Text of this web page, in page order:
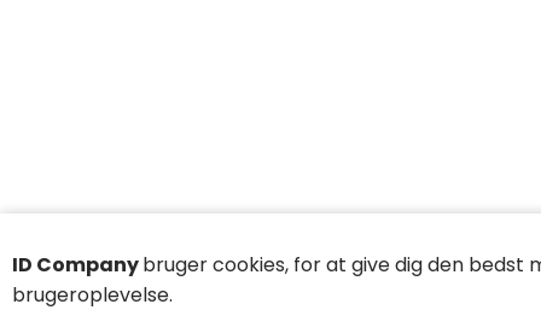
ID Companybruger cookies, for at give dig den bedst
brugeroplevelse.